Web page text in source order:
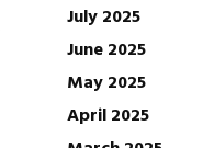
July 2025
June 2025
May 2025
April 2025